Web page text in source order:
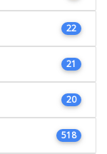
22
21
20
518